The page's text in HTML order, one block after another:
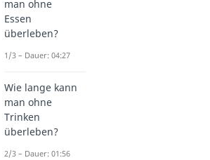
Golgi Apparat
Dauer: 04:38
Lysosom
Dauer: 05:05
man ohne
Essen
überleben?
1/3 – Dauer: 04:27
Wie lange kann
man ohne
Trinken
überleben?
2/3 – Dauer: 01:56